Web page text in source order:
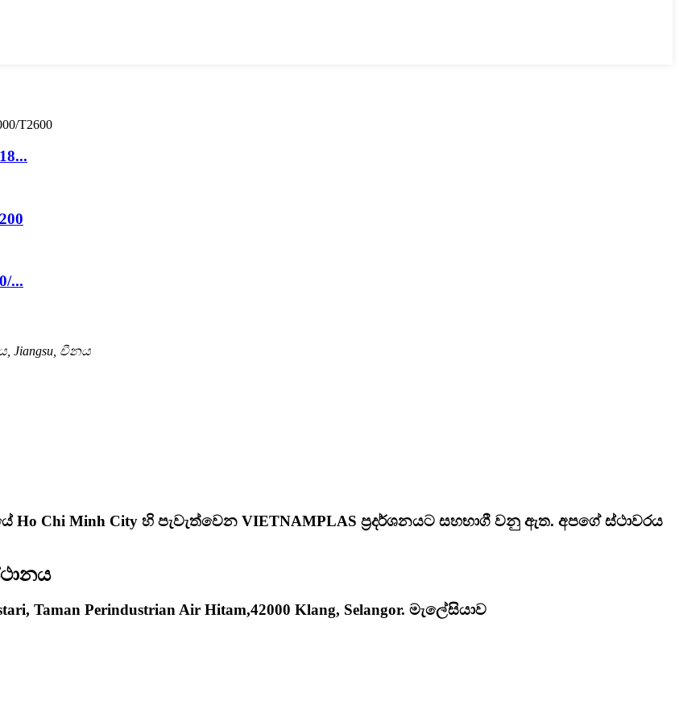
...
Jiangsu, චීනය
Ho Chi Minh City හි පැවැත්වෙන VIETNAMPLAS ප්‍රදර්ශනයට සහභාගී වනු ඇත. අපගේ ස්ථාවරය
Taman Perindustrian Air Hitam,42000 Klang, Selangor. මැලේසියාව